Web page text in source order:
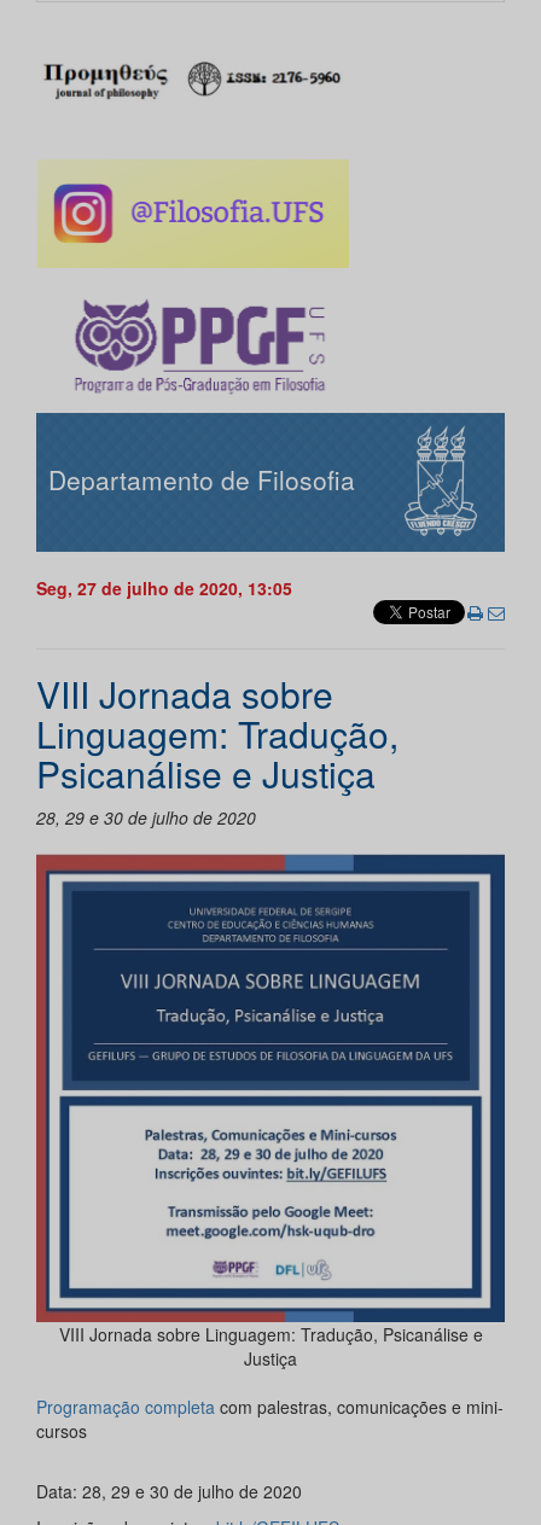
Departamento de Filosofia
Seg, 27 de julho de 2020, 13:05
VIII Jornada sobre
Linguagem: Tradução,
Psicanálise e Justiça
28, 29 e 30 de julho de 2020
VIII Jornada sobre Linguagem: Tradução, Psicanálise e
Justiça
Programação completa com palestras, comunicações e mini-
cursos
Data: 28, 29 e 30 de julho de 2020